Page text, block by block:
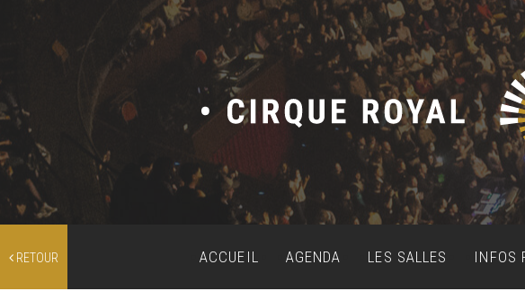
RETOUR ACCUEIL AGENDA LES SALLES INFOS